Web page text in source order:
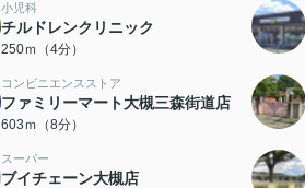
小児科
チルドレンクリニック
250ｍ（4分）
コンビニエンスストア
ファミリーマート大槻三森街道店
603ｍ（8分）
スーパー
ブイチェーン大槻店